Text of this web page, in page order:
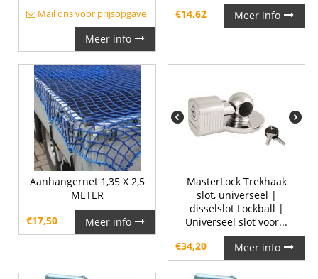
Mail ons voor prijsopgave
Meer info
€14,62 Meer info
Aanhangernet 1,35 X 2,5
METER
€17,50 Meer info
MasterLock Trekhaak
slot, universeel |
disselslot Lockball |
Universeel slot voor...
€34,20 Meer info